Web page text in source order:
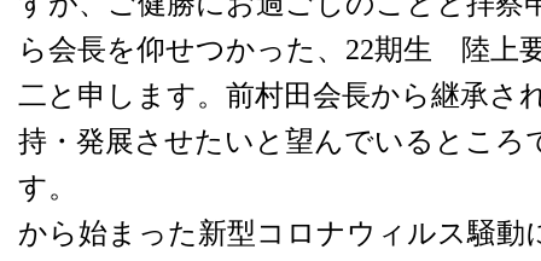
ら会長を仰せつかった、22期生 陸上
二と申します。前村田会長から継承さ
持・発展させたいと望んでいるところ
す。 しかしなが
から始まった新型コロナウィルス騒動